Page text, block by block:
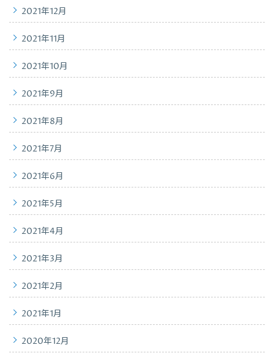
2021年12月
2021年11月
2021年10月
2021年9月
2021年8月
2021年7月
2021年6月
2021年5月
2021年4月
2021年3月
2021年2月
2021年1月
2020年12月